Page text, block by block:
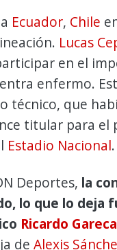
Ecuador, Chile
Lucas
en el
enfermo.
técnico, que
titular para el
Estadio Nacional.
Deportes, la
lo que lo deja
Ricardo Gareca
de Alexis